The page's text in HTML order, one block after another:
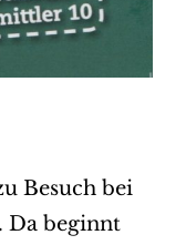
Besuch bei
Da beginnt